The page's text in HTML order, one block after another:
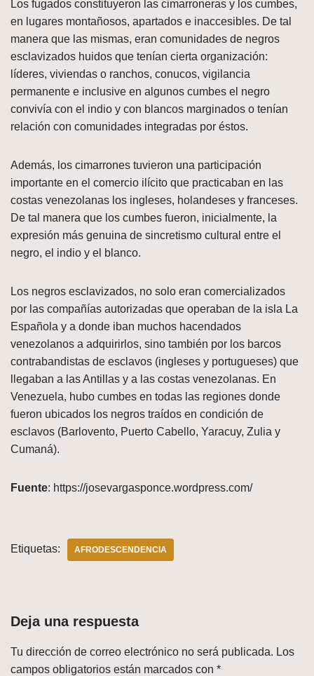
Los fugados constituyeron las cimarroneras y los cumbes,
en lugares montañosos, apartados e inaccesibles. De tal
manera que las mismas, eran comunidades de negros
esclavizados huidos que tenían cierta organización:
líderes, viviendas o ranchos, conucos, vigilancia
permanente e inclusive en algunos cumbes el negro
convivía con el indio y con blancos marginados o tenían
relación con comunidades integradas por éstos.
Además, los cimarrones tuvieron una participación
importante en el comercio ilícito que practicaban en las
costas venezolanas los ingleses, holandeses y franceses.
De tal manera que los cumbes fueron, inicialmente, la
expresión más genuina de sincretismo cultural entre el
negro, el indio y el blanco.
Los negros esclavizados, no solo eran comercializados
por las compañías autorizadas que operaban de la isla La
Española y a donde iban muchos hacendados
venezolanos a adquirirlos, sino también por los barcos
contrabandistas de esclavos (ingleses y portugueses) que
llegaban a las Antillas y a las costas venezolanas. En
Venezuela, hubo cumbes en todas las regiones donde
fueron ubicados los negros traídos en condición de
esclavos (Barlovento, Puerto Cabello, Yaracuy, Zulia y
Cumaná).
Fuente: https://josevargasponce.wordpress.com/
Etiquetas: AFRODESCENDENCIA
Deja una respuesta
Tu dirección de correo electrónico no será publicada. Los
campos obligatorios están marcados con *